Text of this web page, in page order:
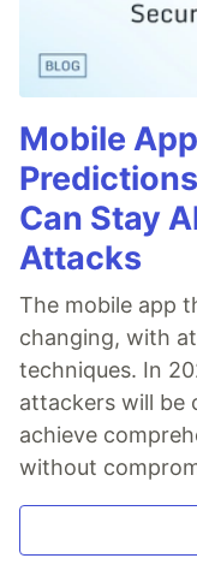
Mobile
Can Stay
Attacks
The mobile app
changing, with
techniques. In
attackers will be
achieve
without